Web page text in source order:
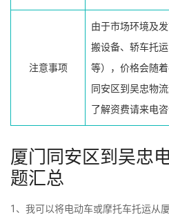
注意事项
由于市场环境及
搬设备、轿车托
等），价格会随
同安区到吴忠物
了解资费请来电
厦门同安区到吴忠
题汇总
1、我可以将电动车或摩托车托运从